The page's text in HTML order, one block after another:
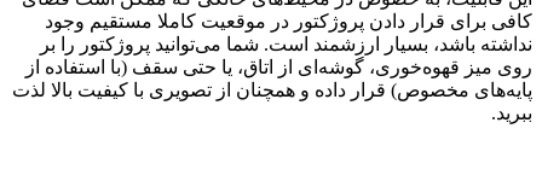
کافی برای قرار دادن پروژکتور در موقعیت کاملا مستقیم وجود
نداشته باشد، بسیار ارزشمند است. شما می‌توانید پروژکتور را بر
روی میز قهوه‌خوری، گوشه‌ای از اتاق، یا حتی سقف (با استفاده از
پایه‌های مخصوص) قرار داده و همچنان از تصویری با کیفیت بالا لذت
ببرید.